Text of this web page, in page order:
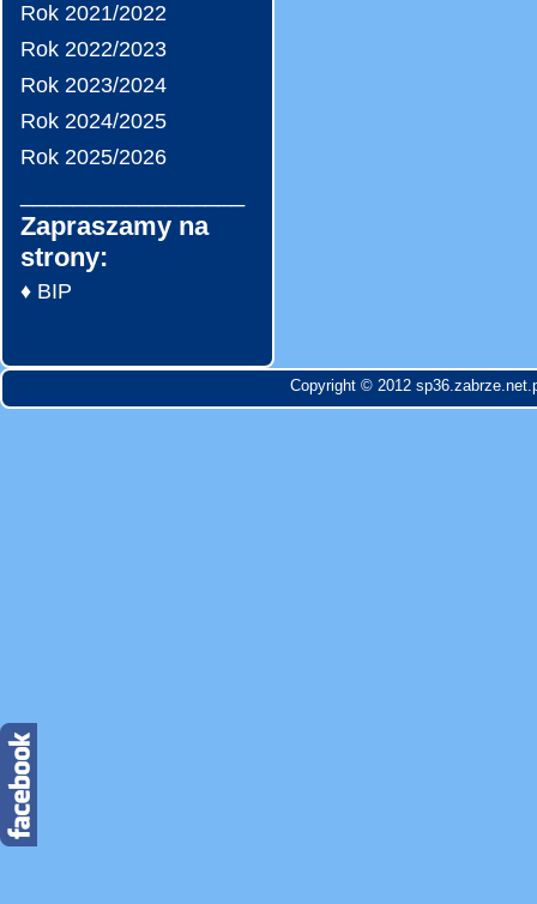
Rok 2021/2022
Rok 2022/2023
Rok 2023/2024
Rok 2024/2025
Rok 2025/2026
Zapraszamy na
strony:
♦ BIP
Copyright © 2012